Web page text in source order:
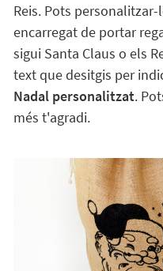
Reis. Pots
encarregat de portar
sigui Santa Claus o els
text que desitgis per
Nadal personalitzat.
més t'agradi.